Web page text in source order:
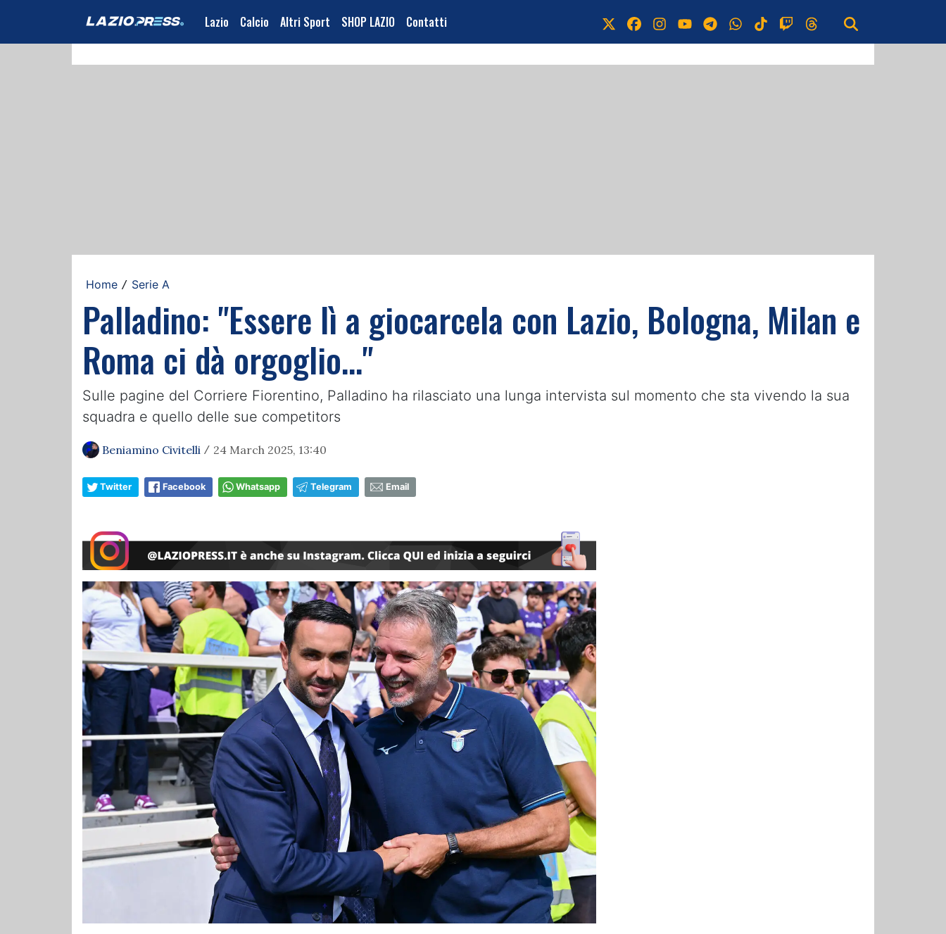
Lazio Calcio Altri Sport SHOP LAZIO Contatti
Home / Serie A
Palladino: "Essere lì a giocarcela con Lazio, Bologna, Milan e
Roma ci dà orgoglio…"
Sulle pagine del Corriere Fiorentino, Palladino ha rilasciato una lunga intervista sul momento che sta vivendo la sua
squadra e quello delle sue competitors
Beniamino Civitelli / 24 March 2025, 13:40
Twitter Facebook Whatsapp Telegram Email